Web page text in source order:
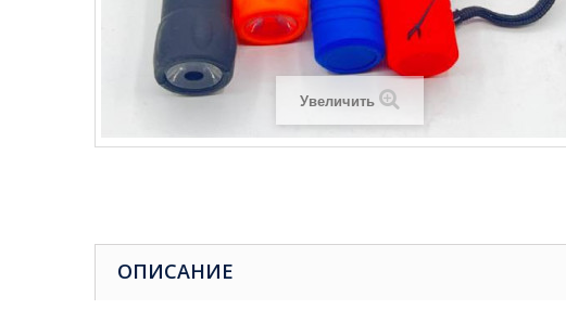
Увеличить
ОПИСАНИЕ